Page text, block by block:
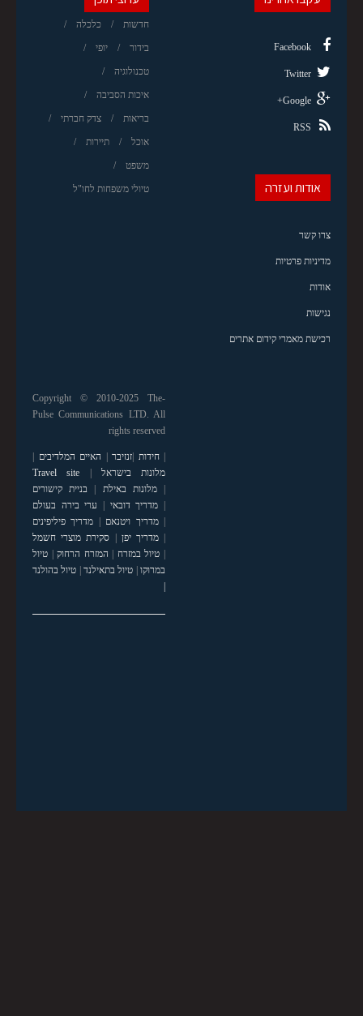
חדשות כלכלה
בידור יופי
טכנולוגיה
איכות הסביבה
בריאות צדק חברתי
אוכל תיירות
משפט
טיולי משפחות לחו"ל
Facebook
Twitter
Google+
RSS
אודות ועזרה
צרו קשר
מדיניות פרטיות
אודות
נגישות
רכישת מאמרי קידום אתרים
Copyright © 2010-2025 The-
Pulse Communications LTD. All
rights reserved
|חידות זנזיבר האיים המלדיבים
מלונות בישראל
Travel site
|מלונות באילת
בניית קישורים
מדריך דובאי
ערי בירה בעולם
|מדריך ויטנאם
מדריך פיליפינים
|מדריך יפן
סקירת מוצרי חשמל
טיול במזרח המזרח הרחוק| טיול
במרוקו| טיול בתאילנד| טיול בהולנד